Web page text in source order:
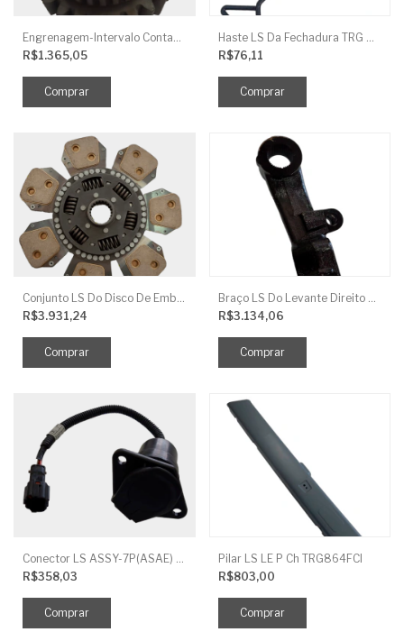
R$1.365,05
R$76,11
R$3.931,24
R$3.134,06
R$358,03
Pilar LS LE P Ch TRG864FCI
R$803,00